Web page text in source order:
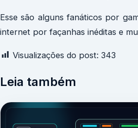
Esse são alguns fanáticos por
internet por façanhas inéditas e
Visualizações do post: 343
Leia também